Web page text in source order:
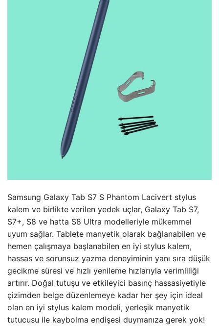
Samsung Galaxy Tab S7 S Phantom Lacivert stylus
kalem ve birlikte verilen yedek uçlar, Galaxy Tab S7,
S7+, S8 ve hatta S8 Ultra modelleriyle mükemmel
uyum sağlar. Tablete manyetik olarak bağlanabilen ve
hemen çalışmaya başlanabilen en iyi stylus kalem,
hassas ve sorunsuz yazma deneyiminin yanı sıra düşük
gecikme süresi ve hızlı yenileme hızlarıyla verimliliği
artırır. Doğal tutuşu ve etkileyici basınç hassasiyetiyle
çizimden belge düzenlemeye kadar her şey için ideal
olan en iyi stylus kalem modeli, yerleşik manyetik
tutucusu ile kaybolma endişesi duymanıza gerek yok!